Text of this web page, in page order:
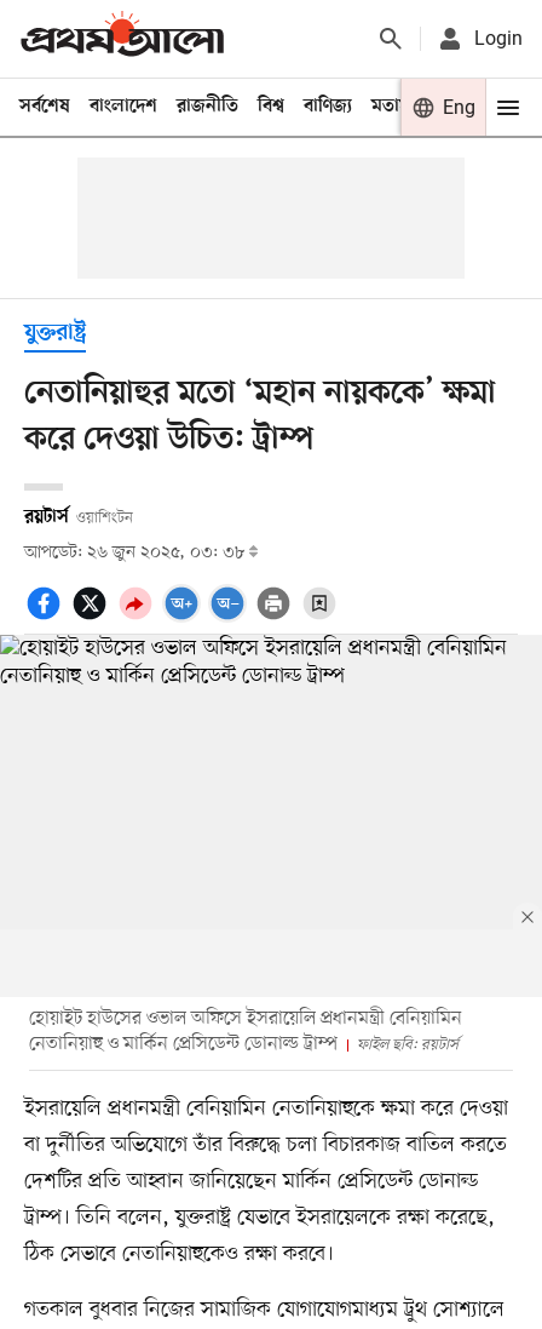
Login
সর্বশেষ বাংলাদেশ রাজনীতি বিশ্ব বাণিজ্য মতামত খেলা
Eng
যুক্তরাষ্ট্র
নেতানিয়াহুর মতো ‘মহান নায়ককে’ ক্ষমা
করে দেওয়া উচিত: ট্রাম্প
রয়টার্স ওয়াশিংটন
আপডেট: ২৬ জুন ২০২৫, ০৩: ৩৮
হোয়াইট হাউসের ওভাল অফিসে ইসরায়েলি প্রধানমন্ত্রী বেনিয়ামিন
নেতানিয়াহু ও মার্কিন প্রেসিডেন্ট ডোনাল্ড ট্রাম্প
ফাইল ছবি: রয়টার্স
ইসরায়েলি প্রধানমন্ত্রী বেনিয়ামিন নেতানিয়াহুকে ক্ষমা করে দেওয়া
বা দুর্নীতির অভিযোগে তাঁর বিরুদ্ধে চলা বিচারকাজ বাতিল করতে
দেশটির প্রতি আহ্বান জানিয়েছেন মার্কিন প্রেসিডেন্ট ডোনাল্ড
ট্রাম্প। তিনি বলেন, যুক্তরাষ্ট্র যেভাবে ইসরায়েলকে রক্ষা করেছে,
ঠিক সেভাবে নেতানিয়াহুকেও রক্ষা করবে।
গতকাল বুধবার নিজের সামাজিক যোগাযোগমাধ্যম ট্রুথ সোশ্যালে